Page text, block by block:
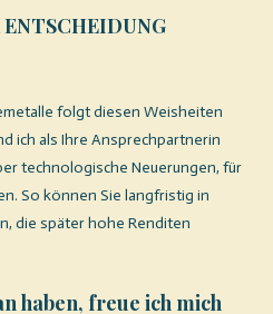
folgt diesen Weisheiten
ich als Ihre Ansprechpartnerin
technologische Neuerungen, für
So können Sie langfristig in
die später hohe Renditen
haben, freue ich mich